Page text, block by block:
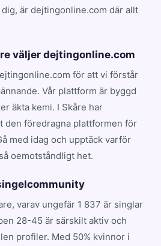
är dejtingonline.com där allt
väljer dejtingonline.com
för att vi förstår
Vår plattform är byggd
äkta kemi. I Skåre har
den föredragna plattformen för
med idag och upptäck varför
oemotståndligt het.
varav ungefär 1 837 är singlar
28-45 är särskilt aktiv och
profiler. Med 50% kvinnor i